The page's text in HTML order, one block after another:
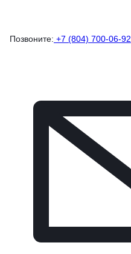
Позвоните: +7 (804) 700-06-92